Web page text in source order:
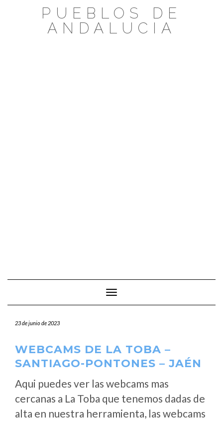
PUEBLOS DE
ANDALUCIA
Cambiar modo de navegación
23 de junio de 2023
WEBCAMS DE LA TOBA –
SANTIAGO-PONTONES – JAÉN
Aqui puedes ver las webcams mas
cercanas a La Toba que tenemos dadas de
alta en nuestra herramienta, las webcams